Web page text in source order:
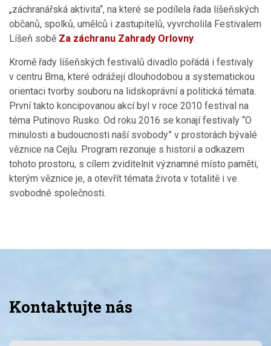
„záchranářská aktivita“, na které se podílela řada líšeňských
občanů, spolků, umělců i zastupitelů, vyvrcholila Festivalem
Líšeň sobě Za záchranu Zahrady Orlovny.
Kromě řady líšeňských festivalů divadlo pořádá i festivaly
v centru Brna, které odrážejí dlouhodobou a systematickou
orientaci tvorby souboru na lidskoprávní a politická témata.
První takto koncipovanou akcí byl v roce 2010 festival na
téma Putinovo Rusko. Od roku 2016 se konají festivaly “O
minulosti a budoucnosti naší svobody” v prostorách bývalé
věznice na Cejlu. Program rezonuje s historií a odkazem
tohoto prostoru, s cílem zviditelnit významné místo paměti,
kterým věznice je, a otevřít témata života v totalitě i ve
svobodné společnosti.
Kontaktujte nás